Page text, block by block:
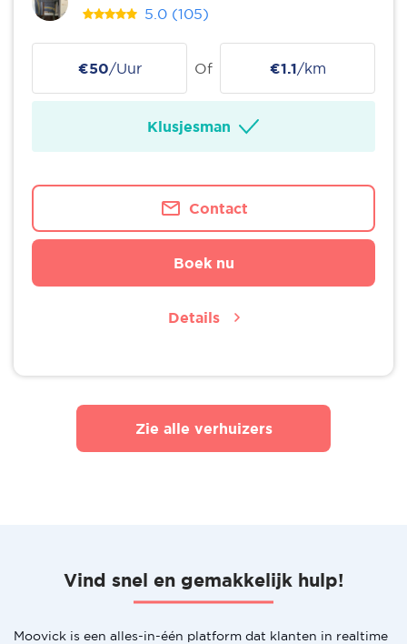
5.0 (105)
€50/Uur Of €1.1/km
Klusjesman
Contact
Boek nu
Details
Zie alle verhuizers
Vind snel en gemakkelijk hulp!
Moovick is een alles-in-één platform dat klanten in realtime